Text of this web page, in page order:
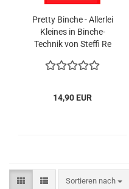
Pretty Binche - Allerlei
Kleines in Binche-
Technik von Steffi Re
14,90 EUR
Sortieren nach
Sortieren nach